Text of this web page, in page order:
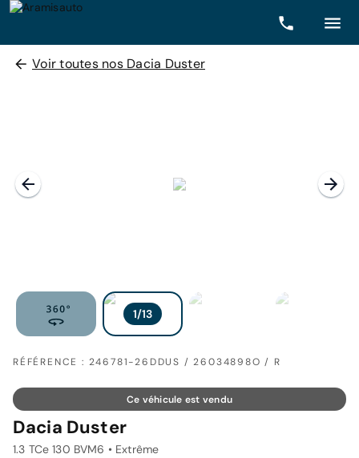
Voir toutes nos Dacia Duster
RÉFÉRENCE : 246781-26DDUS / 26034898O / R
Ce véhicule est vendu
Dacia Duster
1.3 TCe 130 BVM6 • Extrême